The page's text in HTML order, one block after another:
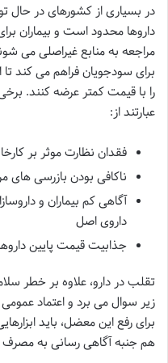
در بسیاری از کشورهای در
داروها محدود است و بیماران
مراجعه به منابع غیراصلی می
برای سودجویان فراهم می کند
را با قیمت کمتر عرضه کنند.
عبارتند از:
فقدان نظارت موثر بر
ناکافی بودن بازرسی
آگاهی کم بیماران و
داروی اصل
جذابیت قیمت پایین
تقلب در دارو، علاوه بر خطر
زیر سوال می برد و اعتماد
برای رفع این معضل، باید
هم جنبه آگاهی رسانی به مصرف